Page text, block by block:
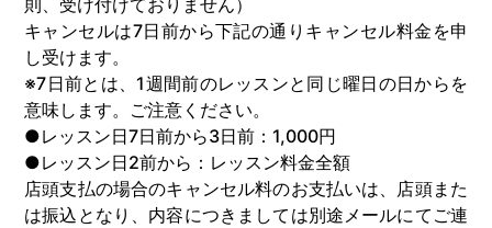
則、受け付けておりません）
キャンセルは7日前から下記の通りキャンセル料金を申
し受けます。
※7日前とは、1週間前のレッスンと同じ曜日の日からを
意味します。ご注意ください。
●レッスン日7日前から3日前：1,000円
●レッスン日2前から：レッスン料金全額
店頭支払の場合のキャンセル料のお支払いは、店頭また
は振込となり、内容につきましては別途メールにてご連